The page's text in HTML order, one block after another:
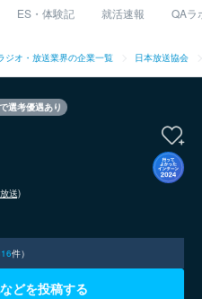
ES・体験記 就活速報 QAラ
ジオ・放送業界の企業一覧 日本放送協会
選考優遇あり
送)
件）
どを投稿する